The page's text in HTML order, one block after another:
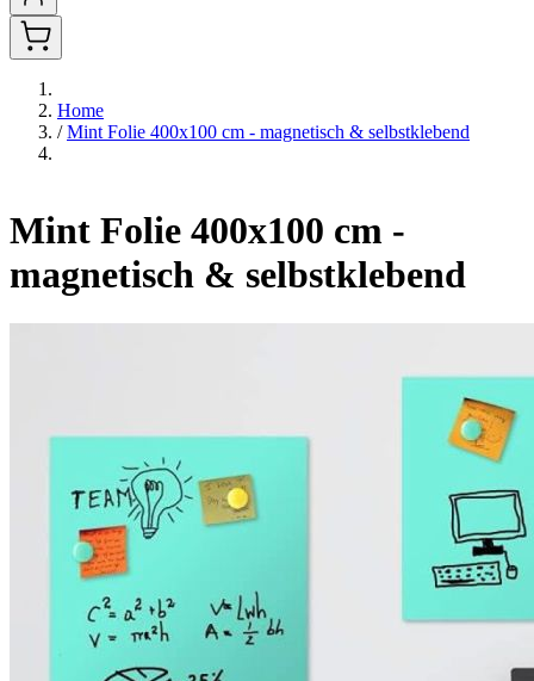
Home
/ Mint Folie 400x100 cm - magnetisch & selbstklebend
Mint Folie 400x100 cm -
magnetisch & selbstklebend